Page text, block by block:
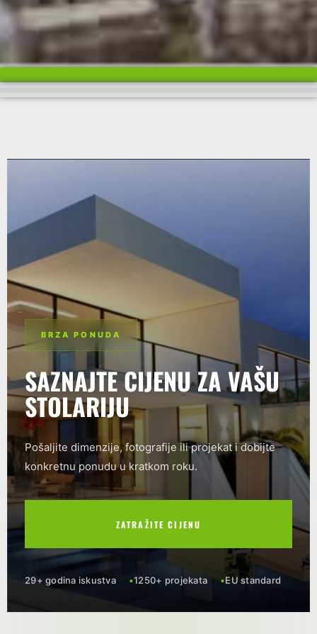
BRZA PONUDA
SAZNAJTE CIJENU ZA VAŠU
STOLARIJU
Pošaljite dimenzije, fotografije ili projekat i dobijte
konkretnu ponudu u kratkom roku.
ZATRAŽITE CIJENU
29+ godina iskustva 1250+ projekata EU standard